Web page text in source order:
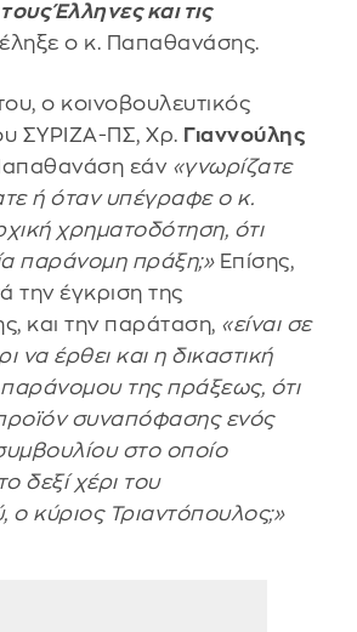
Έλληνες και τις
ο κ. Παπαθανάσης.
ο κοινοβουλευτικός
ΣΥΡΙΖΑ-ΠΣ, Χρ. Γιαννούλης
εάν «γνωρίζατε
ή όταν υπέγραφε ο κ.
χρηματοδότηση, ότι
παράνομη πράξη;»Επίσης,
την έγκριση της
και την παράταση, «είναι σε
να έρθει και η δικαστική
της πράξεως, ότι
συναπόφασης ενός
στο οποίο
δεξί χέρι του
κύριος Τριαντόπουλος;»